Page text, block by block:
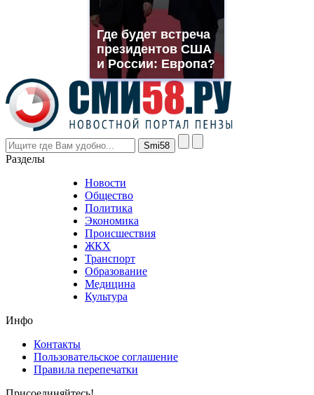
Где будет встреча
президентов США
и России: Европа?
Разделы
Новости
Общество
Политика
Экономика
Происшествия
ЖКХ
Транспорт
Образование
Медицина
Культура
Инфо
Контакты
Пользовательское соглашение
Правила перепечатки